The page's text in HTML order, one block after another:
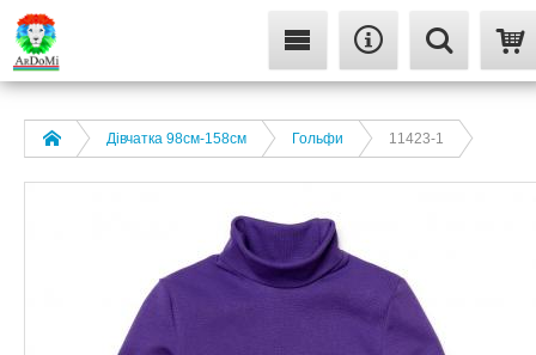
Дівчатка 98cм-158см Гольфи 11423-1